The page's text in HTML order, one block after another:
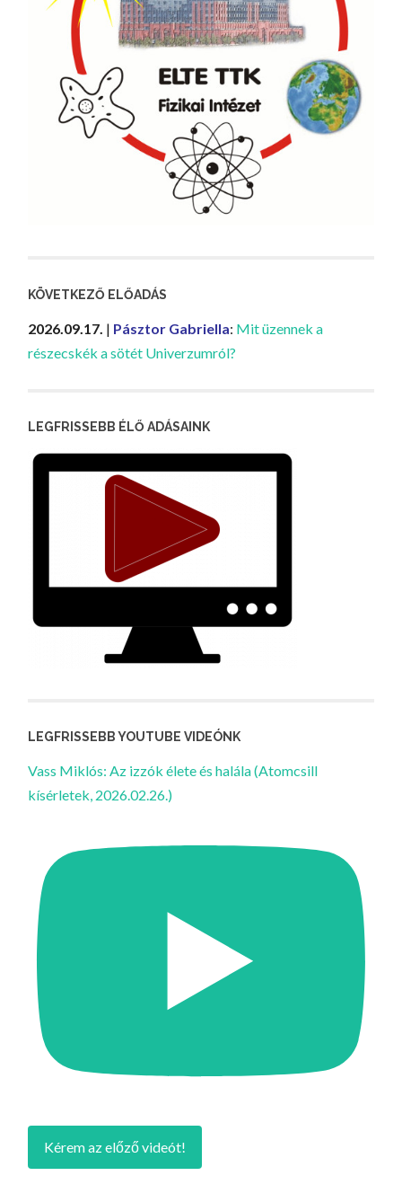
KÖVETKEZŐ ELŐADÁS
2026.09.17. | Pásztor Gabriella: Mit üzennek a
részecskék a sötét Univerzumról?
LEGFRISSEBB ÉLŐ ADÁSAINK
LEGFRISSEBB YOUTUBE VIDEÓNK
Vass Miklós: Az izzók élete és halála (Atomcsill
kísérletek, 2026.02.26.)
Kérem az előző videót!